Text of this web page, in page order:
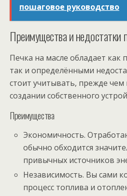
пошаговое руководство
Преимущества и недостатки
Печка на масле обладает как
так и определёнными
стоит учитывать, прежде
создании собственного
Преимущества
Экономичность.
обычно обходится
привычных источников
Независимость. Вы сами
процесс топлива и